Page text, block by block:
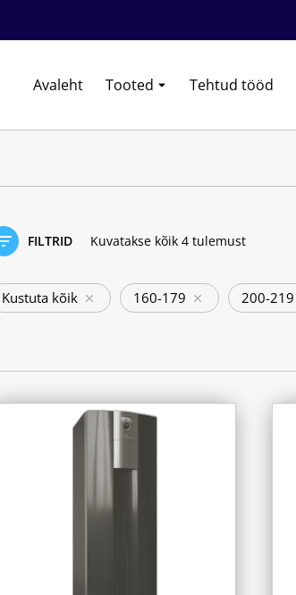
Avaleht Tooted Tehtud tööd
FILTRID Kuvatakse kõik 4 tulemust
Kustuta kõik 160-179 200-219